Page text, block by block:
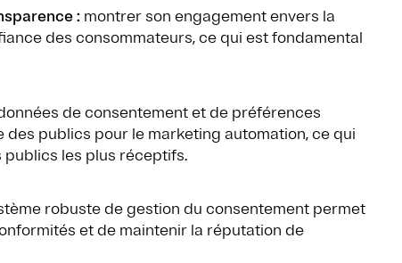
: montrer son engagement envers la
des consommateurs, ce qui est fondamental
de consentement et de préférences
publics pour le marketing automation, ce qui
les plus réceptifs.
robuste de gestion du consentement permet
et de maintenir la réputation de